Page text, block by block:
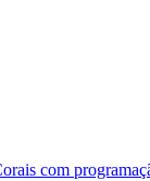
com